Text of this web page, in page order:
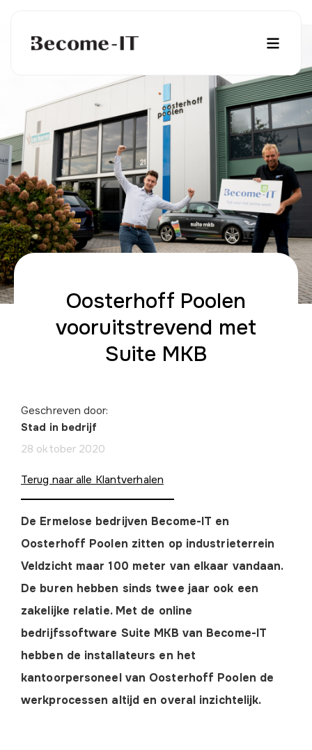
Oosterhoff Poolen
vooruitstrevend met
Suite MKB
Geschreven door:
Stad in bedrijf
28 oktober 2020
Terug naar alle Klantverhalen
De Ermelose bedrijven Become-IT en
Oosterhoff Poolen zitten op industrieterrein
Veldzicht maar 100 meter van elkaar vandaan.
De buren hebben sinds twee jaar ook een
zakelijke relatie.Met de online
bedrijfssoftware Suite MKB van Become-IT
hebben de installateurs en het
kantoorpersoneel van Oosterhoff Poolen de
werkprocessen altijd en overal inzichtelijk.